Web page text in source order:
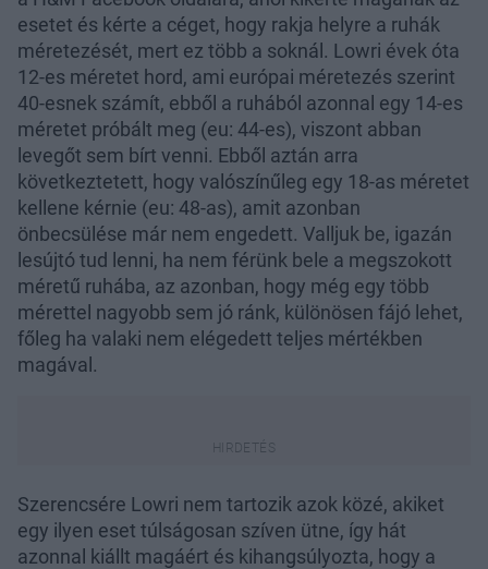
esetet és kérte a céget, hogy rakja helyre a ruhák
méretezését, mert ez több a soknál. Lowri évek óta
12-es méretet hord, ami európai méretezés szerint
40-esnek számít, ebből a ruhából azonnal egy 14-es
méretet próbált meg (eu: 44-es), viszont abban
levegőt sem bírt venni. Ebből aztán arra
következtetett, hogy valószínűleg egy 18-as méretet
kellene kérnie (eu: 48-as), amit azonban
önbecsülése már nem engedett. Valljuk be, igazán
lesújtó tud lenni, ha nem férünk bele a megszokott
méretű ruhába, az azonban, hogy még egy több
mérettel nagyobb sem jó ránk, különösen fájó lehet,
főleg ha valaki nem elégedett teljes mértékben
magával.
Szerencsére Lowri nem tartozik azok közé, akiket
egy ilyen eset túlságosan szíven ütne, így hát
azonnal kiállt magáért és kihangsúlyozta, hogy a